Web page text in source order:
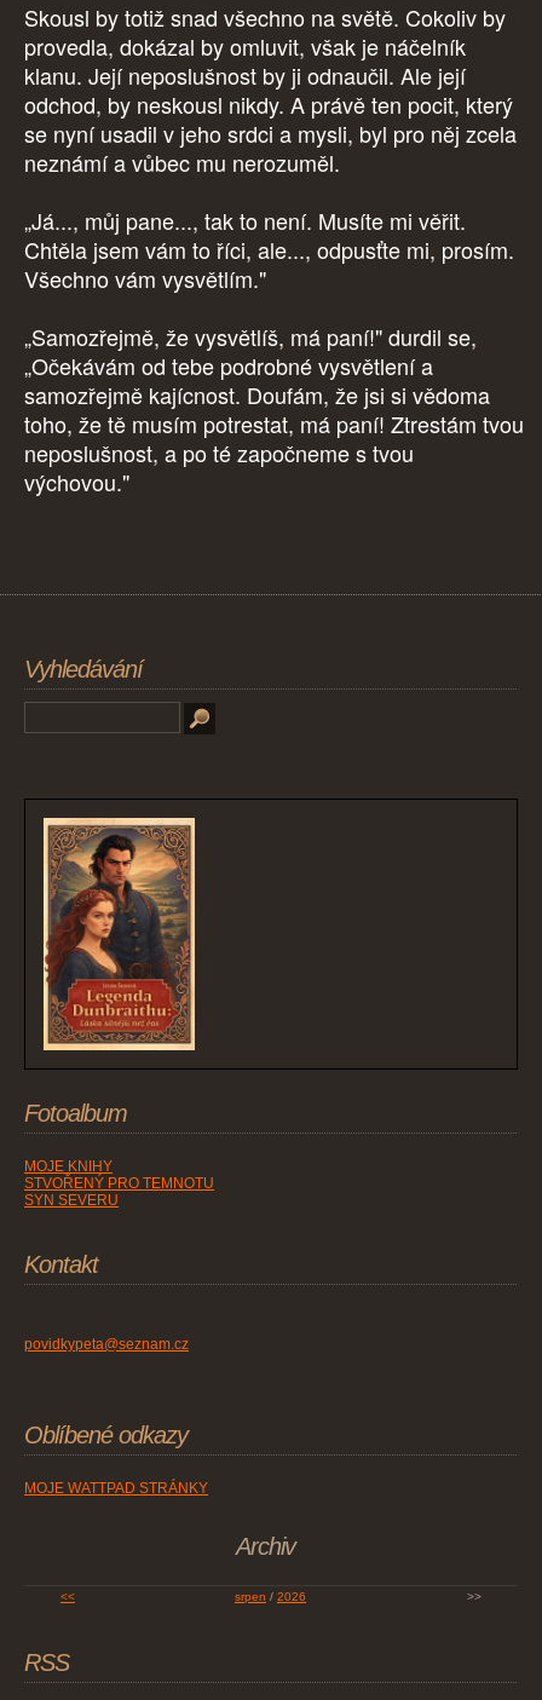
Skousl by totiž snad všechno na světě. Cokoliv by
provedla, dokázal by omluvit, však je náčelník
klanu. Její neposlušnost by ji odnaučil. Ale její
odchod, by neskousl nikdy. A právě ten pocit, který
se nyní usadil v jeho srdci a mysli, byl pro něj zcela
neznámí a vůbec mu nerozuměl.
„Já..., můj pane..., tak to není. Musíte mi věřit.
Chtěla jsem vám to říci, ale..., odpusťte mi, prosím.
Všechno vám vysvětlím."
„Samozřejmě, že vysvětlíš, má paní!" durdil se,
„Očekávám od tebe podrobné vysvětlení a
samozřejmě kajícnost. Doufám, že jsi si vědoma
toho, že tě musím potrestat, má paní! Ztrestám tvou
neposlušnost, a po té započneme s tvou
výchovou."
Vyhledávání
Fotoalbum
MOJE KNIHY
STVOŘENÝ PRO TEMNOTU
SYN SEVERU
Kontakt
povidkypeta@seznam.cz
Oblíbené odkazy
MOJE WATTPAD STRÁNKY
Archiv
<< srpen / 2026 >>
RSS